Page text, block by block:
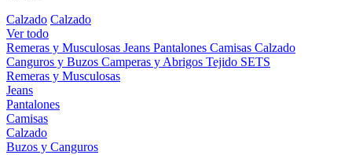
Calzado Calzado
Ver todo
Remeras y Musculosas Jeans Pantalones Camisas Calzado
Canguros y Buzos Camperas y Abrigos Tejido SETS
Remeras y Musculosas
Jeans
Pantalones
Camisas
Calzado
Buzos y Canguros